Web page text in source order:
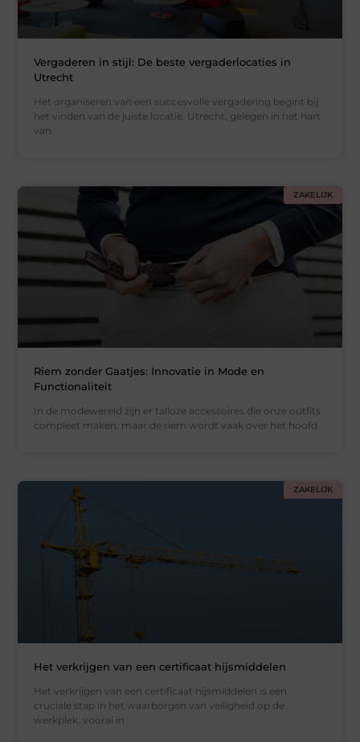
Vergaderen in stijl: De beste vergaderlocaties in
Utrecht
Het organiseren van een succesvolle vergadering begint bij
het vinden van de juiste locatie. Utrecht, gelegen in het hart
van
ZAKELIJK
Riem zonder Gaatjes: Innovatie in Mode en
Functionaliteit
In de modewereld zijn er talloze accessoires die onze outfits
compleet maken, maar de riem wordt vaak over het hoofd
ZAKELIJK
Het verkrijgen van een certificaat hijsmiddelen
Het verkrijgen van een certificaat hijsmiddelen is een
cruciale stap in het waarborgen van veiligheid op de
werkplek, vooral in